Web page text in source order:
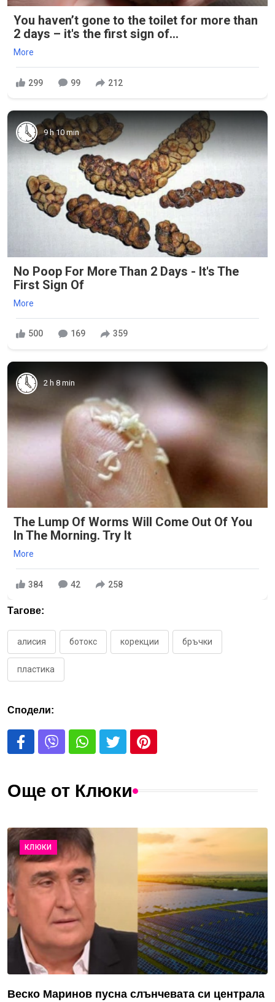
You haven’t gone to the toilet for more than
2 days – it's the first sign of...
More
299 99 212
9 h 10 min
No Poop For More Than 2 Days - It's The
First Sign Of
More
500 169 359
2 h 8 min
The Lump Of Worms Will Come Out Of You
In The Morning. Try It
More
384 42 258
Тагове:
алисия ботокс корекции бръчки
пластика
Сподели:
Още от Клюки
КЛЮКИ
Веско Маринов пусна слънчевата си централа